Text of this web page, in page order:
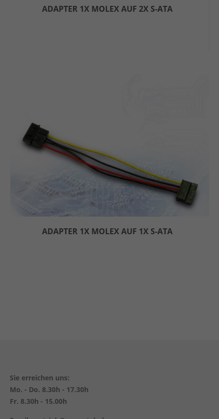
ADAPTER 1X MOLEX AUF 2X S-ATA
ADAPTER 1X MOLEX AUF 1X S-ATA
Sie erreichen uns:
Mo. - Do. 8.30h - 17.30h
Fr. 8.30h - 15.00h